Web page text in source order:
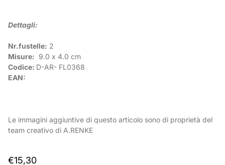
Dettagli:
Nr.fustelle: 2
Misure: 9.0 x 4.0 cm
Codice: D-AR- FL0368
EAN:
Le immagini aggiuntive di questo articolo sono di proprietà del
team creativo di A.RENKE
Prezzo
€15,30